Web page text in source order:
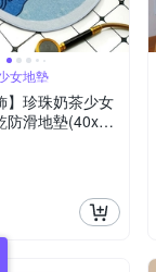
女地墊
】珍珠奶茶少女
防滑地墊(40x60
毛/世界名畫)